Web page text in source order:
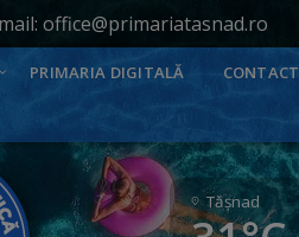
office@primariatasnad.ro
PRIMARIA DIGITALĂ CONTACT
Tăşnad